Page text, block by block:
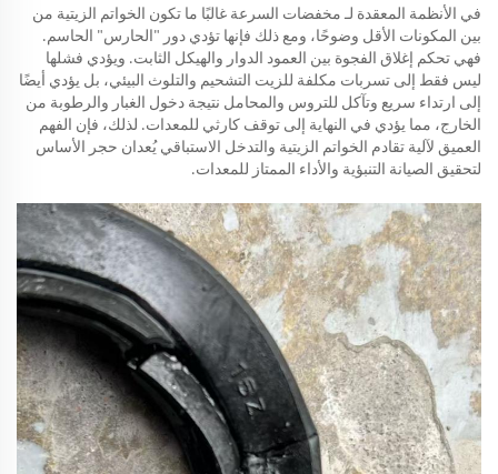
في الأنظمة المعقدة لـ مخفضات السرعة غالبًا ما تكون الخواتم الزيتية من
بين المكونات الأقل وضوحًا، ومع ذلك فإنها تؤدي دور "الحارس" الحاسم.
فهي تحكم إغلاق الفجوة بين العمود الدوار والهيكل الثابت. ويؤدي فشلها
ليس فقط إلى تسربات مكلفة للزيت التشحيم والتلوث البيئي، بل يؤدي أيضًا
إلى ارتداء سريع وتآكل للتروس والمحامل نتيجة دخول الغبار والرطوبة من
الخارج، مما يؤدي في النهاية إلى توقف كارثي للمعدات. لذلك، فإن الفهم
العميق لآلية تقادم الخواتم الزيتية والتدخل الاستباقي يُعدان حجر الأساس
لتحقيق الصيانة التنبؤية والأداء الممتاز للمعدات.